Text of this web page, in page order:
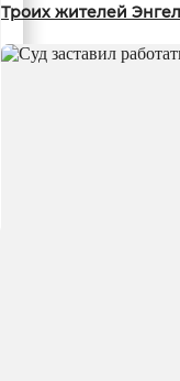
Троих жителей